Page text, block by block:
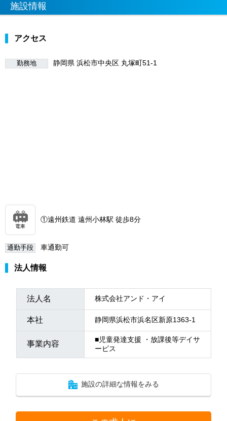
施設情報
アクセス
勤務地 静岡県 浜松市中央区 丸塚町51‐1
電車
①遠州鉄道 遠州小林駅 徒歩8分
通勤手段 車通勤可
法人情報
法人名 株式会社アンド・アイ
本社 静岡県浜松市浜名区新原1363-1
事業内容
■児童発達支援 ・放課後等デイサ
ービス
施設の詳細な情報をみる